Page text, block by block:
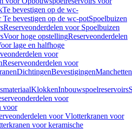
Te bevestigen op de wc-
Te bevestigen op de wc-potSpoelbuizen
Reserveonderdelen voor Spoelbuizen
Voor hoge opstellingReserveonderdelen
lage en halfhoge
voor
Reserveonderdelen voor
DichtingenBevestigingenManchetten
KlokkenInbouwspoelreservoirs
voor
voor
voor Vlotterkranen voor
voor keramische